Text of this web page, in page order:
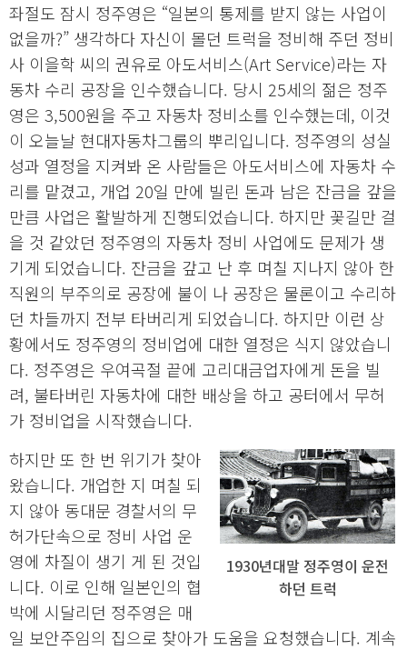
좌절도 잠시 정주영은 “일본의 통제를 받지 않는 사업이
없을까?” 생각하다 자신이 몰던 트럭을 정비해 주던 정비
사 이을학 씨의 권유로 아도서비스(Art Service)라는 자
동차 수리 공장을 인수했습니다. 당시 25세의 젊은 정주
영은 3,500원을 주고 자동차 정비소를 인수했는데, 이것
이 오늘날 현대자동차그룹의 뿌리입니다. 정주영의 성실
성과 열정을 지켜봐 온 사람들은 아도서비스에 자동차 수
리를 맡겼고, 개업 20일 만에 빌린 돈과 남은 잔금을 갚을
만큼 사업은 활발하게 진행되었습니다. 하지만 꽃길만 걸
을 것 같았던 정주영의 자동차 정비 사업에도 문제가 생
기게 되었습니다. 잔금을 갚고 난 후 며칠 지나지 않아 한
직원의 부주의로 공장에 불이 나 공장은 물론이고 수리하
던 차들까지 전부 타버리게 되었습니다. 하지만 이런 상
황에서도 정주영의 정비업에 대한 열정은 식지 않았습니
다. 정주영은 우여곡절 끝에 고리대금업자에게 돈을 빌
려, 불타버린 자동차에 대한 배상을 하고 공터에서 무허
가 정비업을 시작했습니다.
1930년대말 정주영이 운전
하던 트럭
하지만 또 한 번 위기가 찾아
왔습니다. 개업한 지 며칠 되
지 않아 동대문 경찰서의 무
허가단속으로 정비 사업 운
영에 차질이 생기 게 된 것입
니다. 이로 인해 일본인의 협
박에 시달리던 정주영은 매
일 보안주임의 집으로 찾아가 도움을 요청했습니다. 계속